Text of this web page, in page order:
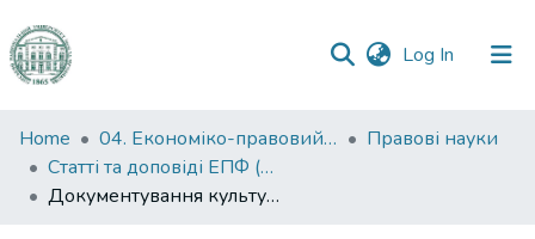
Log In (current)
Communities
&
Collections
Home 04. Економіко-правовий факультет
Правові науки
Статті та доповіді ЕПФ (Правові науки)
Документування культурного геноциду: окремі інноваційні криміналістичні методи збору доказів руйнування об’єктів культурної спадщини